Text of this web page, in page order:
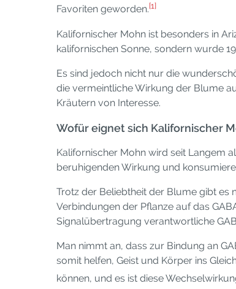
Favoriten geworden.[1]
Kalifornischer Mohn ist besonders in
kalifornischen Sonne, sondern wurde
Es sind jedoch nicht nur die
die vermeintliche Wirkung der Blume
Kräutern von Interesse.
Wofür eignet sich Kalifornischer
Kalifornischer Mohn wird seit Langem
beruhigenden Wirkung und
Trotz der Beliebtheit der Blume gibt es
Verbindungen der Pflanze auf das
Signalübertragung verantwortliche
Man nimmt an, dass zur Bindung an
somit helfen, Geist und Körper ins
können, und es ist diese